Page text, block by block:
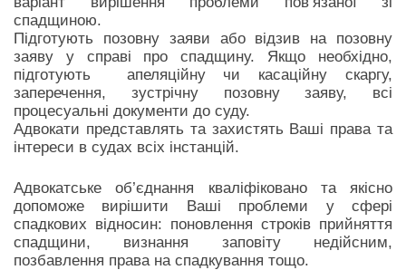
спадщиною.
Підготують позовну заяви або відзив на позовну
заяву у справі про спадщину. Якщо необхідно,
підготують апеляційну чи касаційну скаргу,
заперечення, зустрічну позовну заяву, всі
процесуальні документи до суду.
Адвокати представлять та захистять Ваші права та
інтереси в судах всіх інстанцій.
Адвокатське об’єднання кваліфіковано та якісно
допоможе вирішити Ваші проблеми у сфері
спадкових відносин: поновлення строків прийняття
спадщини, визнання заповіту недійсним,
позбавлення права на спадкування тощо.